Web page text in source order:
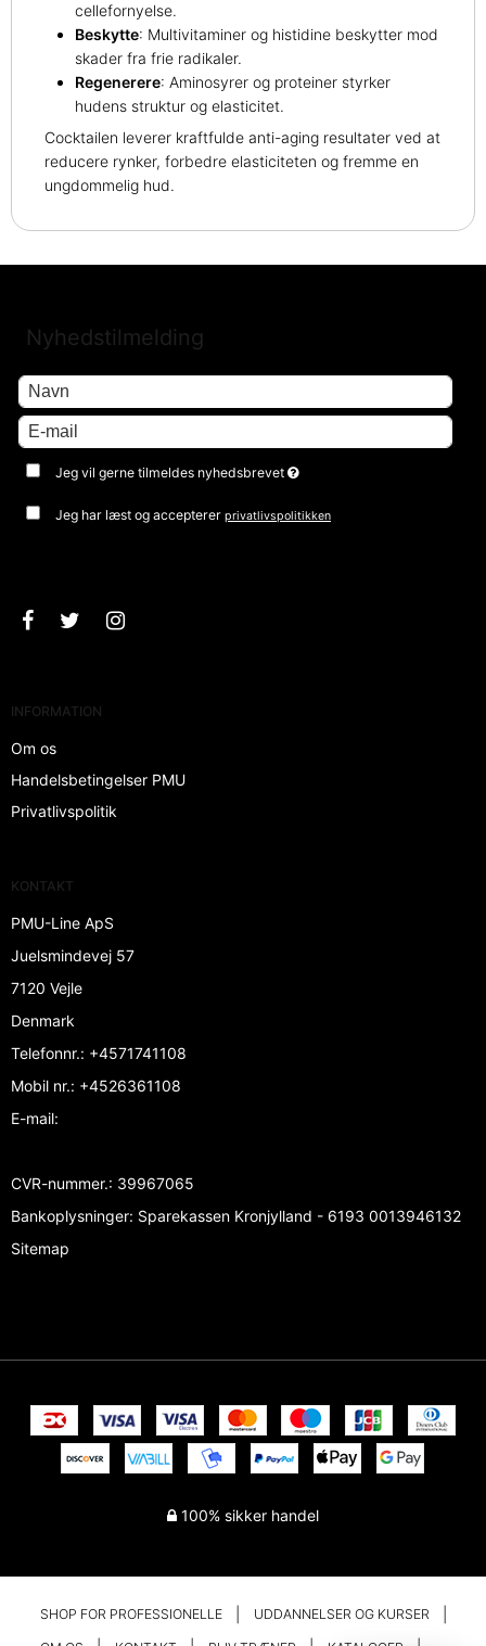
cellefornyelse.
Beskytte: Multivitaminer og histidine beskytter mod
skader fra frie radikaler.
Regenerere: Aminosyrer og proteiner styrker
hudens struktur og elasticitet.
Cocktailen leverer kraftfulde anti-aging resultater ved at
reducere rynker, forbedre elasticiteten og fremme en
ungdommelig hud.
Nyhedstilmelding
Jeg vil gerne tilmeldes nyhedsbrevet
Jeg har læst og acceptererprivatlivspolitikken
INFORMATION
Om os
Handelsbetingelser PMU
Privatlivspolitik
KONTAKT
PMU-Line ApS
Juelsmindevej 57
7120 Vejle
Denmark
Telefonnr.: +4571741108
Mobil nr.: +4526361108
E-mail:
CVR-nummer.: 39967065
Bankoplysninger: Sparekassen Kronjylland - 6193 0013946132
Sitemap
100% sikker handel
SHOP FOR PROFESSIONELLE UDDANNELSER OG KURSER